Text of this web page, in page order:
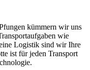
kümmern wir uns
wie
Logistik sind wir Ihre
ist für jeden Transport